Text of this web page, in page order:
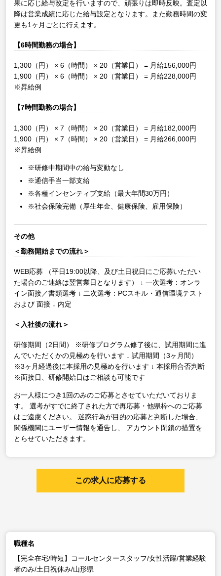
果に応じ給与改定を行いますので、頑張りは即時反映。査定以
降は営業成績に応じた給与設定となります。また勤務時間の変
更も1ヶ月ごとに行えます。
【6時間勤務の場合】
1,300（円） × 6（時間） × 20（営業日） = 月給156,000円
1,900（円） × 6（時間） × 20（営業日） = 月給228,000円
※昇給例
【7時間勤務の場合】
1,300（円） × 7（時間） × 20（営業日） = 月給182,000円
1,900（円） × 7（時間） × 20（営業日） = 月給266,000円
※昇給例
※研修中期間中の給与変動なし
※通信手当一部支給
※各種インセンティブ支給（最大年間30万円）
※社会保険完備（厚生年金、健康保険、雇用保険）
その他
＜勤務開始までの流れ＞
WEB応募 （平日19:00以降、及び土日祝日にご応募いただい
た場合のご連絡は翌営業日となります）
↓ 一次選考：オンラ
イン面接／書類選考 ↓ 二次選考：PCスキル・通信環境テスト
および 面接 ↓ 内定
＜入社後の流れ＞
研修期間（2日間）
※研修プログラム修了後に、試用期間に進
んでいただくかの見極めを行います ↓ 試用期間（3ヶ月間）
※3ヶ月経過後に本採用の見極めを行います ↓ 本採用合否判断
※面接日、研修開始日はご相談も可能です
お一人様につき1回のみのご応募とさせていただいておりま
す。
選考がすでに終了された方で再応募・他県枠へのご応募
はご遠慮ください。
迷惑行為が目的の応募と判断した場合、
関係機関にユーザー情報を通告し、
アカウント閉鎖の措置を
とらせていただきます。
この求人に応募する
職種名
【完全在宅/時短】コールセンタースタッフ/女性活躍/営業経験
者のみ/土日祝休み/山形県